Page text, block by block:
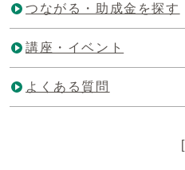
つながる・助成金を探す
講座・イベント
よくある質問